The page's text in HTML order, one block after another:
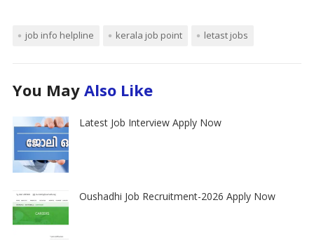
job info helpline kerala job point letast jobs
You May Also Like
Latest Job Interview Apply Now
Oushadhi Job Recruitment-2026 Apply Now